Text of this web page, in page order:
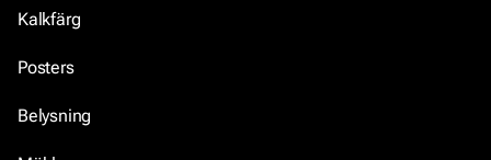
Kalkfärg
Posters
Belysning